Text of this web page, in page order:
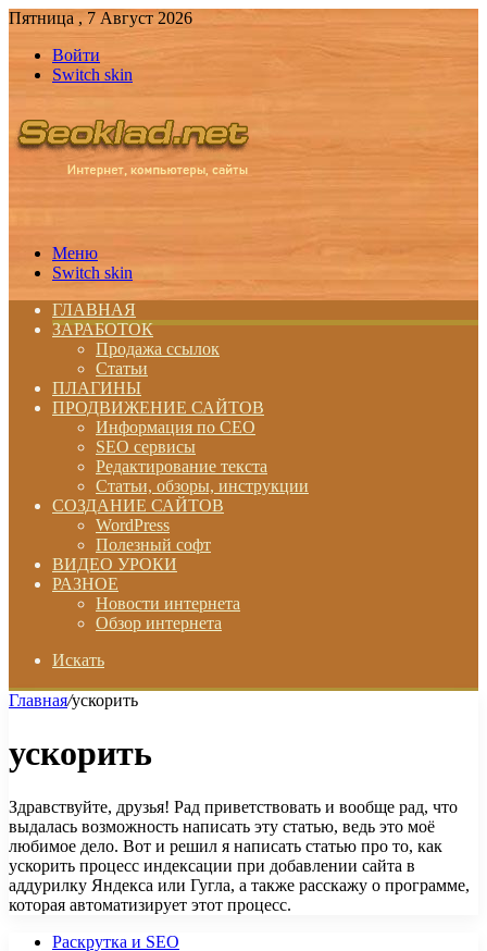
Пятница , 7 Август 2026
Войти
Switch skin
Меню
Switch skin
ГЛАВНАЯ
ЗАРАБОТОК
Продажа ссылок
Статьи
ПЛАГИНЫ
ПРОДВИЖЕНИЕ САЙТОВ
Информация по СЕО
SEO сервисы
Редактирование текста
Статьи, обзоры, инструкции
СОЗДАНИЕ САЙТОВ
WordPress
Полезный софт
ВИДЕО УРОКИ
РАЗНОЕ
Новости интернета
Обзор интернета
Искать
Главная/ускорить
ускорить
Здравствуйте, друзья! Рад приветствовать и вообще рад, что
выдалась возможность написать эту статью, ведь это моё
любимое дело. Вот и решил я написать статью про то, как
ускорить процесс индексации при добавлении сайта в
аддурилку Яндекса или Гугла, а также расскажу о программе,
которая автоматизирует этот процесс.
Раскрутка и SEO